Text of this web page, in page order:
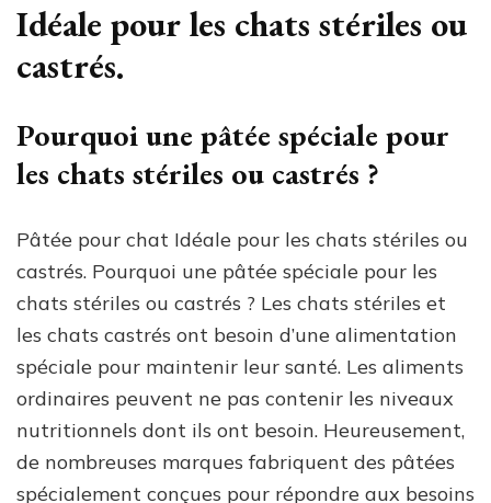
Idéale pour les chats stériles ou
castrés.
Pourquoi une pâtée spéciale pour
les chats stériles ou castrés ?
Pâtée pour chat Idéale pour les chats stériles ou
castrés. Pourquoi une pâtée spéciale pour les
chats stériles ou castrés ? Les chats stériles et
les chats castrés ont besoin d’une alimentation
spéciale pour maintenir leur santé. Les aliments
ordinaires peuvent ne pas contenir les niveaux
nutritionnels dont ils ont besoin. Heureusement,
de nombreuses marques fabriquent des pâtées
spécialement conçues pour répondre aux besoins